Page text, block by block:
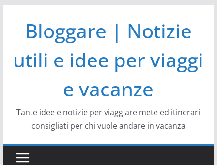
contenutoBloggare | Notizie
utili e idee per viaggi
e vacanze
Tante idee e notizie per viaggiare mete ed itinerari
consigliati per chi vuole andare in vacanza